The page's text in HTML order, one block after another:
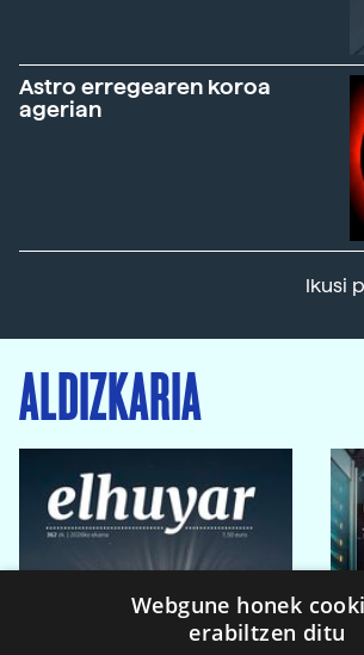
Astro erregearen koroa
agerian
Ikusi
ALDIZKARIA
Webgune honek
erabiltzen ditu